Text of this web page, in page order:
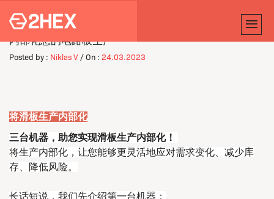
内部化您的电路板生产
Posted by : Niklas V / On : 24.03.2023
将滑板生产内部化
三台机器，助您实现滑板生产内部化！
将生产内部化，让您能够更灵活地应对需求变化、减少库
存、降低风险。
长话短说，我们先介绍第一台机器：